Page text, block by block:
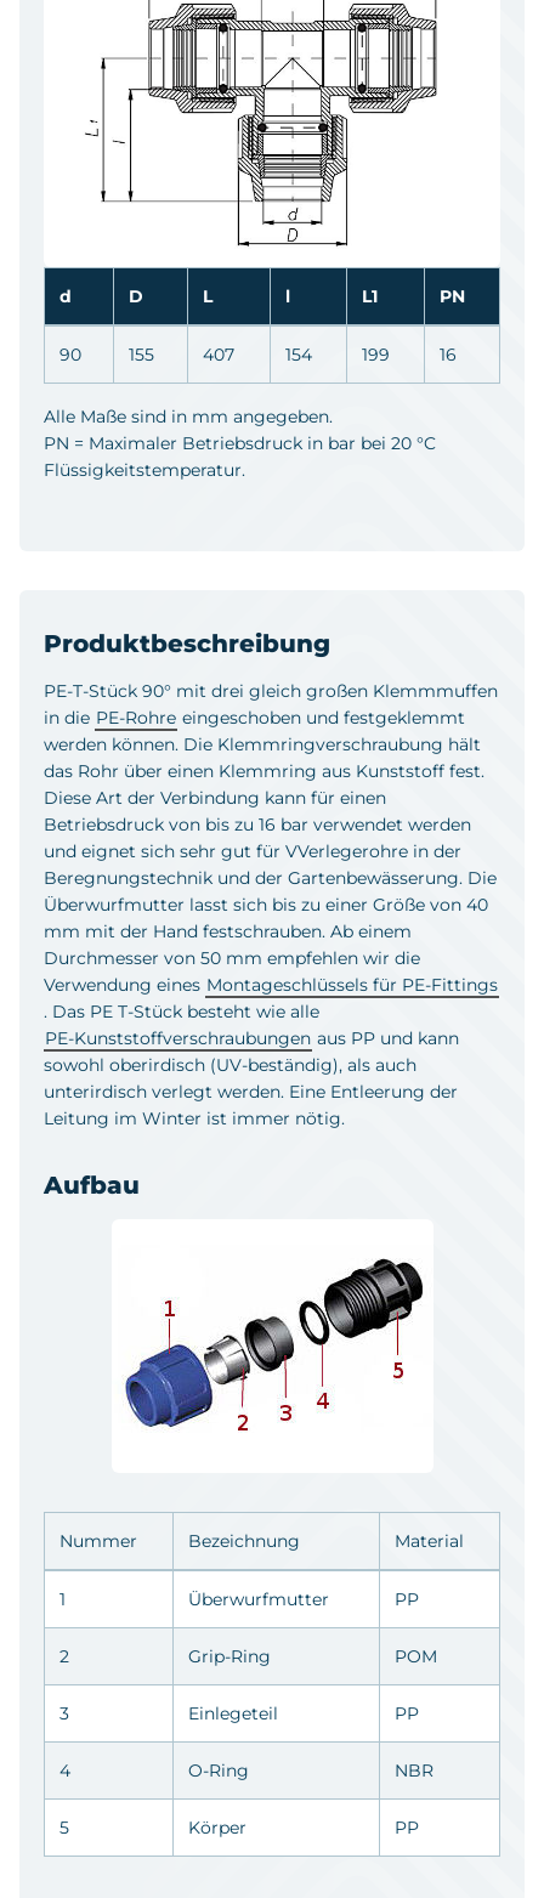
Produktbeschreibung
PE-T-Stück 90° mit drei gleich großen Klemmmuffen
in die PE-Rohre eingeschoben und festgeklemmt
werden können. Die Klemmringverschraubung hält
das Rohr über einen Klemmring aus Kunststoff fest.
Diese Art der Verbindung kann für einen
Betriebsdruck von bis zu 16 bar verwendet werden
und eignet sich sehr gut für VVerlegerohre in der
Beregnungstechnik und der Gartenbewässerung. Die
Überwurfmutter lasst sich bis zu einer Größe von 40
mm mit der Hand festschrauben. Ab einem
Durchmesser von 50 mm empfehlen wir die
Verwendung eines Montageschlüssels für PE-Fittings
. Das PE T-Stück besteht wie alle
PE-Kunststoffverschraubungen aus PP und kann
sowohl oberirdisch (UV-beständig), als auch
unterirdisch verlegt werden. Eine Entleerung der
Leitung im Winter ist immer nötig.
Aufbau
Nummer Bezeichnung Material
1 Überwurfmutter PP
2 Grip-Ring POM
3 Einlegeteil PP
4 O-Ring NBR
5 Körper PP
d D L l L1 PN
90 155 407 154 199 16
Alle Maße sind in mm angegeben.
PN = Maximaler Betriebsdruck in bar bei 20 °C
Flüssigkeitstemperatur.